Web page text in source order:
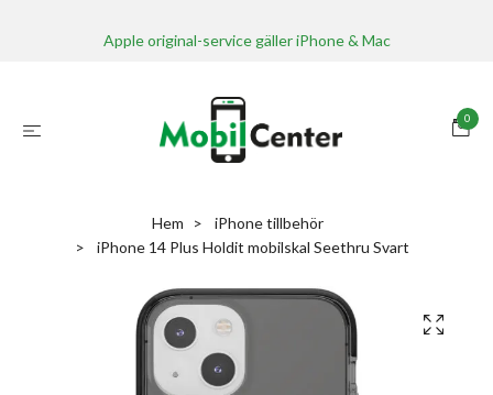
Apple original-service gäller iPhone & Mac
0
Hem
iPhone tillbehör
iPhone 14 Plus Holdit mobilskal Seethru Svart